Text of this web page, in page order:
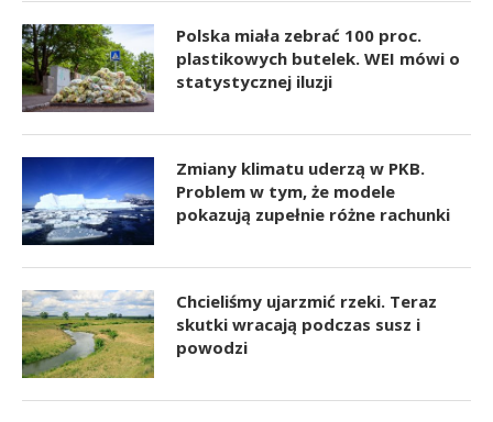
Polska miała zebrać 100 proc.
plastikowych butelek. WEI mówi o
statystycznej iluzji
Zmiany klimatu uderzą w PKB.
Problem w tym, że modele
pokazują zupełnie różne rachunki
Chcieliśmy ujarzmić rzeki. Teraz
skutki wracają podczas susz i
powodzi